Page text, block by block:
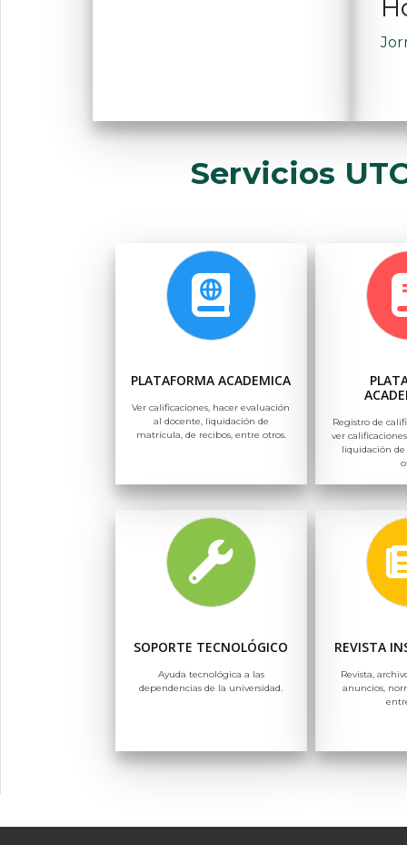
Servicios
PLATAFORMA ACADEMICA
Ver calificaciones, hacer evaluación
al docente, liquidación de
matrícula, de recibos, entre otros.
Registro de
ver
liquidación
SOPORTE TECNOLÓGICO
Ayuda tecnológica a las
dependencias de la universidad.
REVISTA
Revista,
anuncios,